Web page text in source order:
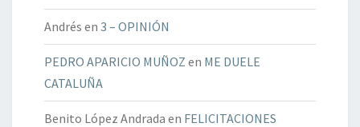
Andrés en 3 – OPINIÓN
PEDRO APARICIO MUÑOZ en ME DUELE
CATALUÑA
Benito López Andrada en FELICITACIONES